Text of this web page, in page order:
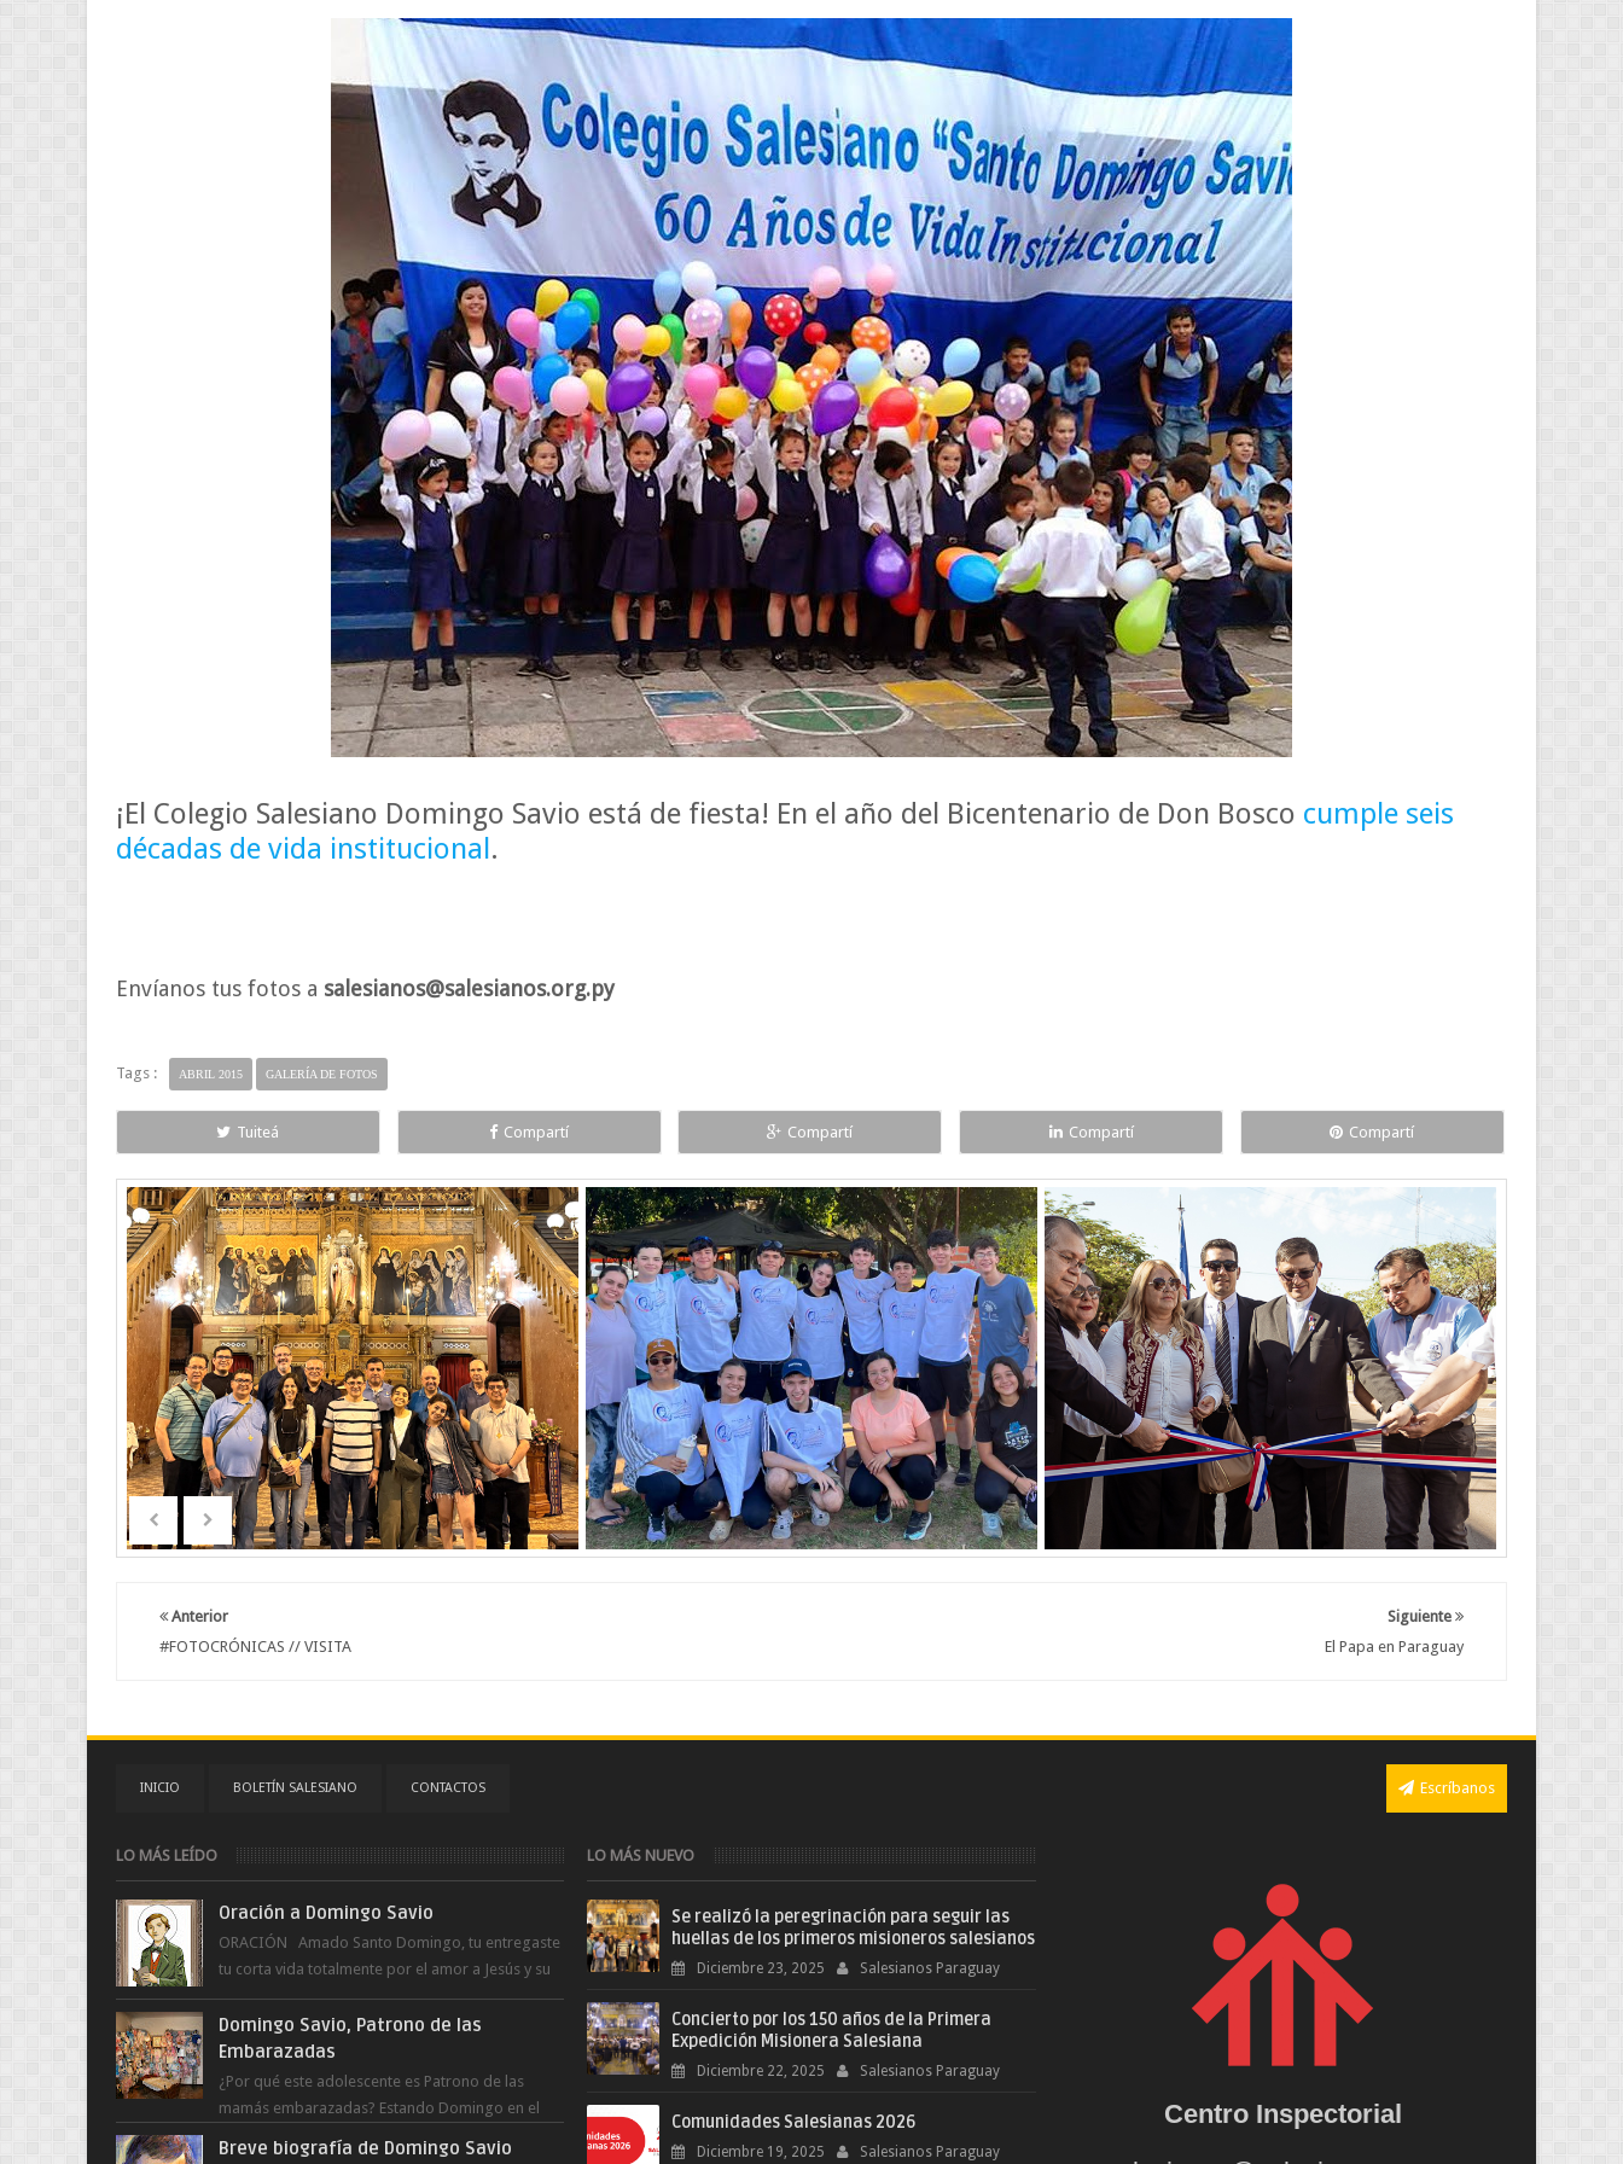
¡El Colegio Salesiano Domingo Savio está de fiesta! En el año del Bicentenario de Don Bosco cumple seis
décadas de vida institucional .
Envíanos tus fotos a salesianos@salesianos.org.py
Tags : ABRIL 2015 GALERÍA DE FOTOS
Tuiteá Compartí Compartí Compartí Compartí
Siguiente
El Papa en Paraguay
Anterior
#FOTOCRÓNICAS // VISITA
INICIO BOLETÍN SALESIANO CONTACTOS Escríbanos
LO MÁS LEÍDO
Oración a Domingo Savio
ORACIÓN Amado Santo Domingo, tu entregaste
tu corta vida totalmente por el amor a Jesús y su
Madre. Ayuda hoy a la juventud para ...
Domingo Savio, Patrono de las
Embarazadas
¿Por qué este adolescente es Patrono de las
mamás embarazadas? Estando Domingo en el
Oratorio en Turín, un día le pide a Don Bosco...
Breve biografía de Domingo Savio
LO MÁS NUEVO
Se realizó la peregrinación para seguir las
huellas de los primeros misioneros salesianos
Diciembre 23, 2025 Salesianos Paraguay
Concierto por los 150 años de la Primera
Expedición Misionera Salesiana
Diciembre 22, 2025 Salesianos Paraguay
Comunidades Salesianas 2026
Diciembre 19, 2025 Salesianos Paraguay
Centro Inspectorial